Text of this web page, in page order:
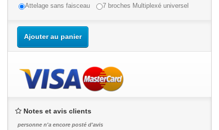
Attelage sans faisceau
7 broches Multiplexé universel
Ajouter au panier
Notes et avis clients
personne n'a encore posté d'avis